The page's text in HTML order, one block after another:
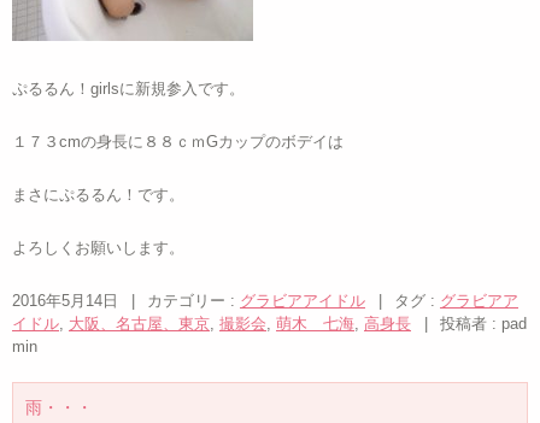
ぷるるん！girlsに新規参入です。
１７３cmの身長に８８ｃｍGカップのボデイは
まさにぷるるん！です。
よろしくお願いします。
2016年5月14日 カテゴリー : グラビアアイドル タグ : グラビアア
イドル, 大阪、名古屋、東京, 撮影会, 萌木 七海, 高身長
投稿者 : pad
min
雨・・・